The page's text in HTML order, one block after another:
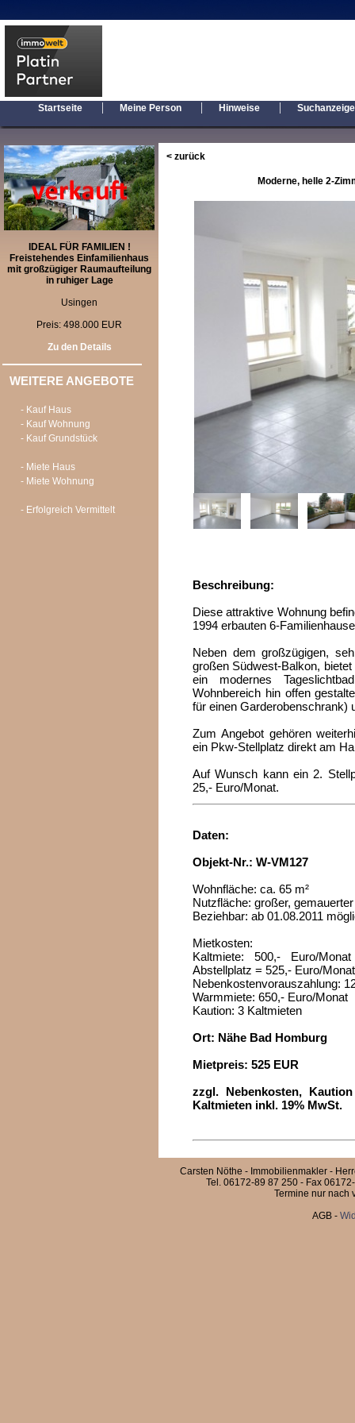
Startseite | Meine Person | Hinweise |
< zurück
Moderne, helle 2-
Beschreibung:
Diese attraktive Wohnung
1994 erbauten 6-
Neben dem großzügigen,
großen Südwest-Balkon,
ein modernes
Wohnbereich hin offen
für einen Garderobenschrank)
Zum Angebot gehören
ein Pkw-Stellplatz direkt am
Auf Wunsch kann ein 2.
25,- Euro/Monat.
Daten:
Objekt-Nr.: W-VM127
Wohnfläche: ca. 65 m²
Nutzfläche: großer,
Beziehbar: ab 01.08.2011
Mietkosten:
Kaltmiete: 500,- Euro/
Abstellplatz = 525,- Euro/
Nebenkostenvorauszahlung:
Warmmiete: 650,- Euro/Monat
Kaution: 3 Kaltmieten
Ort: Nähe Bad Homburg
Mietpreis: 525 EUR
zzgl. Nebenkosten,
Kaltmieten inkl. 19% MwSt.
IDEAL FÜR FAMILIEN !
Freistehendes Einfamilienhaus
mit großzügiger Raumaufteilung
in ruhiger Lage
Usingen
Preis: 498.000 EUR
Zu den Details
WEITERE ANGEBOTE
- Kauf Haus
- Kauf Wohnung
- Kauf Grundstück
- Miete Haus
- Miete Wohnung
- Erfolgreich Vermittelt
Carsten Nöthe - Immobilienmakler -
Tel. 06172-89 87 250 - Fax
Termine nur nach
AGB -